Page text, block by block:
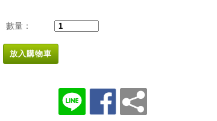
數量：
放入購物車